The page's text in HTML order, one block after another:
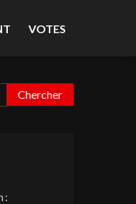
VOTES
Chercher
: